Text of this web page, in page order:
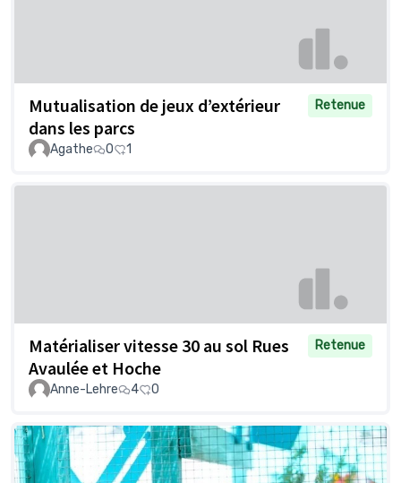
Mutualisation de jeux d’extérieur
dans les parcs
Retenue
Agathe 0 1
Matérialiser vitesse 30 au sol Rues
Avaulée et Hoche
Retenue
Anne-Lehre 4 0